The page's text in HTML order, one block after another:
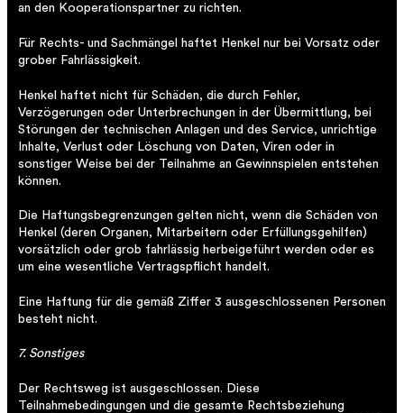
an den Kooperationspartner zu richten.
Für Rechts- und Sachmängel haftet Henkel nur bei Vorsatz oder
grober Fahrlässigkeit.
Henkel haftet nicht für Schäden, die durch Fehler,
Verzögerungen oder Unterbrechungen in der Übermittlung, bei
Störungen der technischen Anlagen und des Service, unrichtige
Inhalte, Verlust oder Löschung von Daten, Viren oder in
sonstiger Weise bei der Teilnahme an Gewinnspielen entstehen
können.
Die Haftungsbegrenzungen gelten nicht, wenn die Schäden von
Henkel (deren Organen, Mitarbeitern oder Erfüllungsgehilfen)
vorsätzlich oder grob fahrlässig herbeigeführt werden oder es
um eine wesentliche Vertragspflicht handelt.
Eine Haftung für die gemäß Ziffer 3 ausgeschlossenen Personen
besteht nicht.
7. Sonstiges
Der Rechtsweg ist ausgeschlossen. Diese
Teilnahmebedingungen und die gesamte Rechtsbeziehung